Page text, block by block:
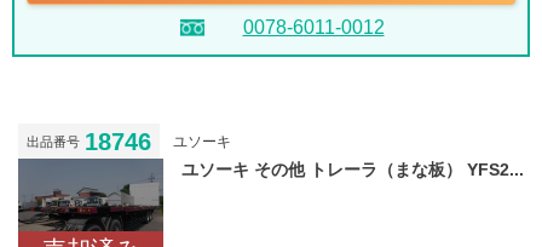
0078-6011-0012
出品番号 18746 ユソーキ
ユソーキ その他 トレーラ（まな板） YFS2...